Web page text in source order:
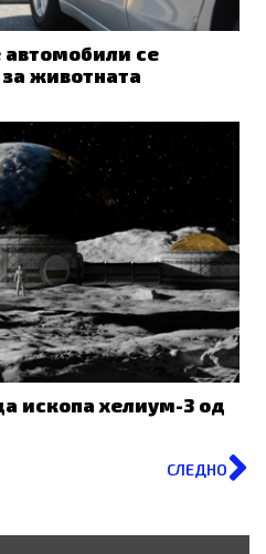
се
животната
ископа хелиум-3 од
СЛЕДНО